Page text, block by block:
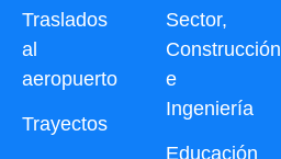
Traslados
al
aeropuerto
Trayectos
Sector,
Construcción
e
Ingeniería
Educación